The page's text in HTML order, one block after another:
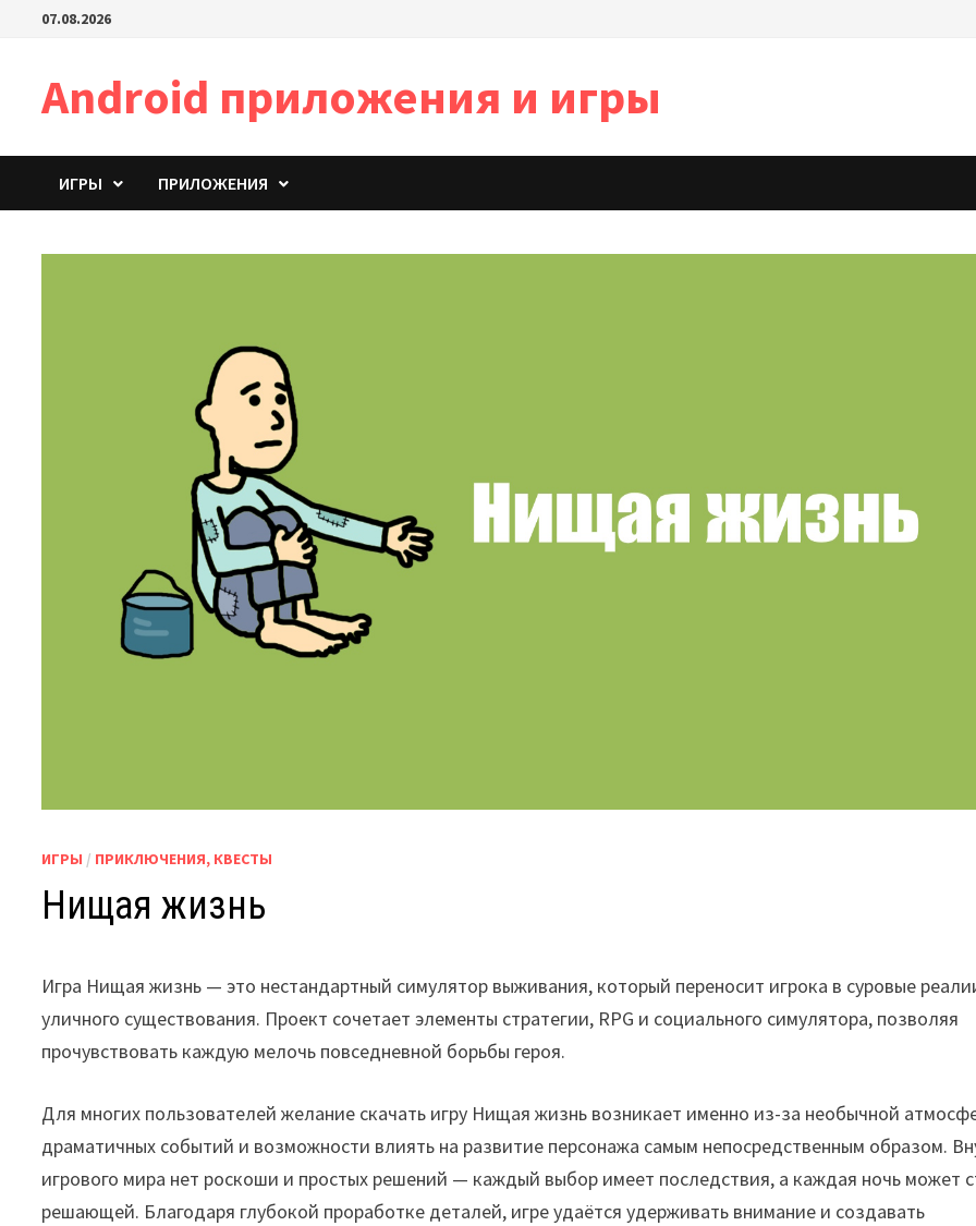
Перейти07.08.2026
Android приложения и игры
ИГРЫ ПРИЛОЖЕНИЯ
ИГРЫ / ПРИКЛЮЧЕНИЯ, КВЕСТЫ
Нищая жизнь
Игра Нищая жизнь — это нестандартный симулятор выживания, который переносит игрока в суровые
уличного существования. Проект сочетает элементы стратегии, RPG и социального симулятора, позволяя
прочувствовать каждую мелочь повседневной борьбы героя.
Для многих пользователей желание скачать игру Нищая жизнь возникает именно из-за необычной
драматичных событий и возможности влиять на развитие персонажа самым непосредственным образом.
игрового мира нет роскоши и простых решений — каждый выбор имеет последствия, а каждая ночь может
решающей. Благодаря глубокой проработке деталей, игре удаётся удерживать внимание и создавать